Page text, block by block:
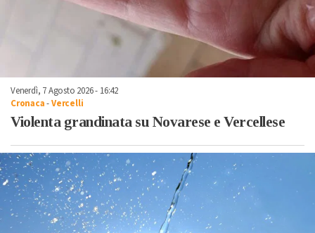
Venerdì, 7 Agosto 2026 - 16:42
Cronaca-Vercelli
Violenta grandinata su Novarese e Vercellese